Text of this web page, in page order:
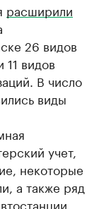
расширили
26 видов
видов
В число
виды
учет,
некоторые
а также ряд